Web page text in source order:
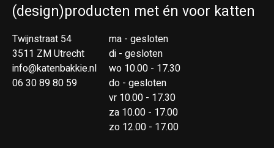
(design)producten met én voor katten
Twijnstraat 54
3511 ZM Utrecht
info@katenbakkie.nl
06 30 89 80 59
ma - gesloten
di - gesloten
wo 10.00 - 17.30
do - gesloten
vr 10.00 - 17.30
za 10.00 - 17.00
zo 12.00 - 17.00